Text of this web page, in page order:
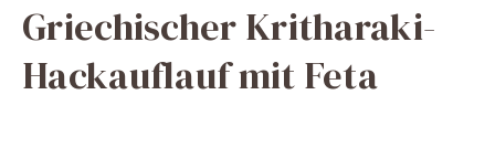
Griechischer Kritharaki-
Hackauflauf mit Feta